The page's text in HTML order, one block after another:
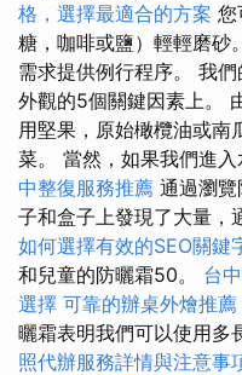
格，選擇最適合的方案 您
糖，咖啡或鹽）輕輕磨砂
需求提供例行程序。 我
外觀的5個關鍵因素上。
用堅果，原始橄欖油或南
菜。 當然，如果我們進
中整復服務推薦 通過瀏
子和盒子上發現了大量，
如何選擇有效的SEO關鍵
和兒童的防曬霜50。 台
選擇 可靠的辦桌外燴推
曬霜表明我們可以使用多
照代辦服務詳情與注意事